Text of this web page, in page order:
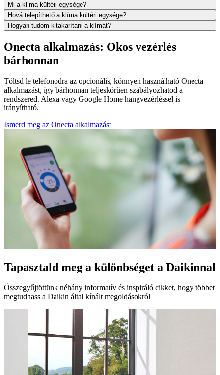
Mi a klíma kültéri egysége?
Hová telepíthető a klíma kültéri egysége?
Hogyan tudom kitakarítani a klímát?
Onecta alkalmazás: Okos vezérlés
bárhonnan
Töltsd le telefonodra az opcionális, könnyen használható Onecta
alkalmazást, így bárhonnan teljeskörűen szabályozhatod a
rendszered. Alexa vagy Google Home hangvezérléssel is
irányítható.
Ismerd meg az Onecta alkalmazást
Tapasztald meg a különbséget a Daikinnal
Összegyűjtöttünk néhány informatív és inspiráló cikket, hogy többet
megtudhass a Daikin által kínált megoldásokról